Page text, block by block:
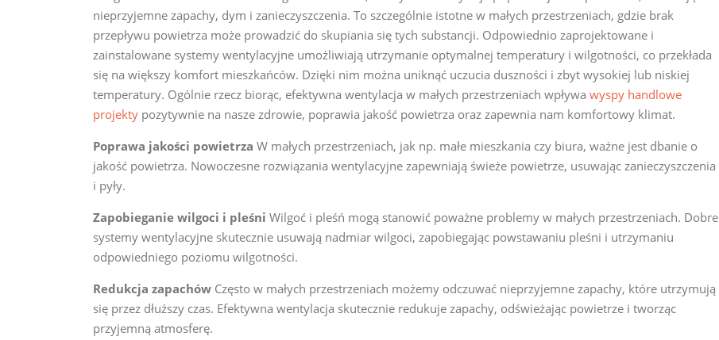
nieprzyjemne zapachy, dym i zanieczyszczenia. To szczególnie istotne w małych przestrzeniach, gdzie brak
przepływu powietrza może prowadzić do skupiania się tych substancji. Odpowiednio zaprojektowane i
zainstalowane systemy wentylacyjne umożliwiają utrzymanie optymalnej temperatury i wilgotności, co przekłada
się na większy komfort mieszkańców. Dzięki nim można uniknąć uczucia duszności i zbyt wysokiej lub niskiej
temperatury. Ogólnie rzecz biorąc, efektywna wentylacja w małych przestrzeniach wpływa wyspy handlowe
projekty pozytywnie na nasze zdrowie, poprawia jakość powietrza oraz zapewnia nam komfortowy klimat.
Poprawa jakości powietrza W małych przestrzeniach, jak np. małe mieszkania czy biura, ważne jest dbanie o
jakość powietrza. Nowoczesne rozwiązania wentylacyjne zapewniają świeże powietrze, usuwając zanieczyszczenia
i pyły.
Zapobieganie wilgoci i pleśni Wilgoć i pleśń mogą stanowić poważne problemy w małych przestrzeniach. Dobre
systemy wentylacyjne skutecznie usuwają nadmiar wilgoci, zapobiegając powstawaniu pleśni i utrzymaniu
odpowiedniego poziomu wilgotności.
Redukcja zapachów Często w małych przestrzeniach możemy odczuwać nieprzyjemne zapachy, które utrzymują
się przez dłuższy czas. Efektywna wentylacja skutecznie redukuje zapachy, odświeżając powietrze i tworząc
przyjemną atmosferę.